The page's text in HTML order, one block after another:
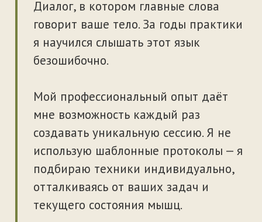
создавать уникальную сессию. Я не
использую шаблонные протоколы — я
подбираю техники индивидуально,
отталкиваясь от ваших задач и
текущего состояния мышц.
Во время сеанса я предпочитаю
сохранять молчание. Это позволяет
мне полностью сконцентрироваться
на вас, отследить малейшие реакции
тела и вовремя скорректировать
глубину и интенсивность
воздействия. Такой подход помогает
мягко и эффективно убрать блоки и